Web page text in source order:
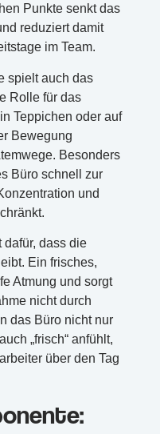
Punkte senkt das
reduziert damit
im Team.
spielt auch das
Rolle für das
Teppichen oder auf
Bewegung
Besonders
Büro schnell zur
und
dass die
Ein frisches,
Atmung und sorgt
nicht durch
das Büro nicht nur
„frisch“ anfühlt,
über den Tag